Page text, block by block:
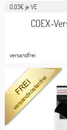
0,03€ je VE
COEX-
versandfrei